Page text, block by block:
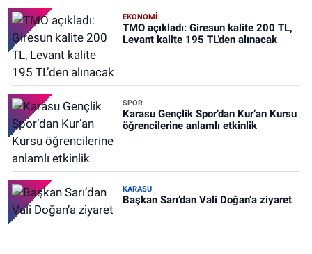
EKONOMİ
TMO açıkladı: Giresun kalite 200 TL,
Levant kalite 195 TL’den alınacak
SPOR
Karasu Gençlik Spor’dan Kur’an Kursu
öğrencilerine anlamlı etkinlik
KARASU
Başkan Sarı’dan Vali Doğan’a ziyaret